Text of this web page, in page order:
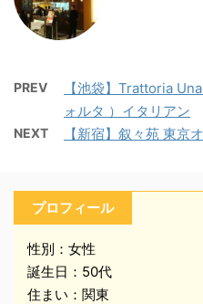
PREV
【池袋】Trattoria
ォルタ ）イタリアン
NEXT 【新宿】叙々苑 東京
プロフィール
性別：女性
誕生日：50代
住まい：関東